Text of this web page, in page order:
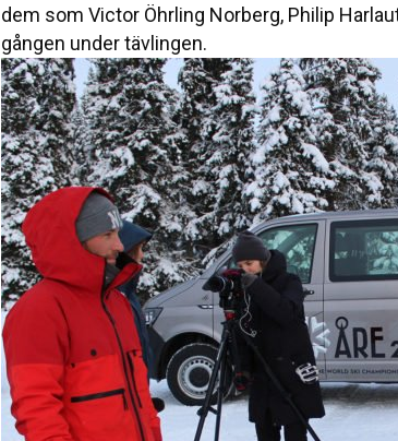
dem som Victor Öhrling Norberg, Philip
gången under tävlingen.